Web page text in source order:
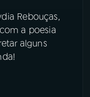
Rebouças,
a poesia
alguns